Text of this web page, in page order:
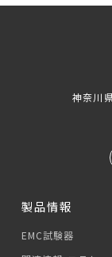
神奈川
製品情報
EMC試験器